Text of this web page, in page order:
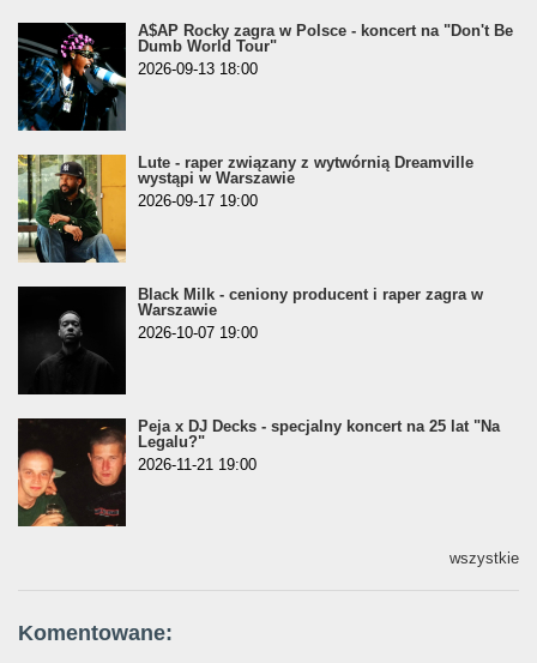
A$AP Rocky zagra w Polsce - koncert na "Don't Be
Dumb World Tour"
2026-09-13 18:00
Lute - raper związany z wytwórnią Dreamville
wystąpi w Warszawie
2026-09-17 19:00
Black Milk - ceniony producent i raper zagra w
Warszawie
2026-10-07 19:00
Peja x DJ Decks - specjalny koncert na 25 lat "Na
Legalu?"
2026-11-21 19:00
wszystkie
Komentowane: